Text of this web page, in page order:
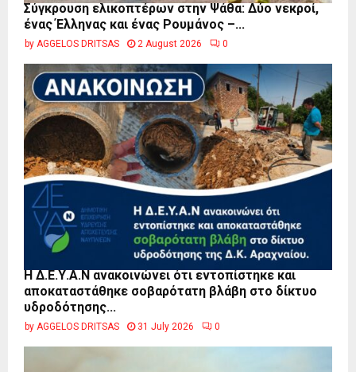
Σύγκρουση ελικοπτέρων στην Ψάθα: Δύο νεκροί,
ένας Έλληνας και ένας Ρουμάνος –...
by AGGELOS DRITSAS 2 August 2026 0
Η Δ.Ε.Υ.Α.Ν ανακοινώνει ότι εντοπίστηκε και
αποκαταστάθηκε σοβαρότατη βλάβη στο δίκτυο
υδροδότησης...
by AGGELOS DRITSAS 31 July 2026 0